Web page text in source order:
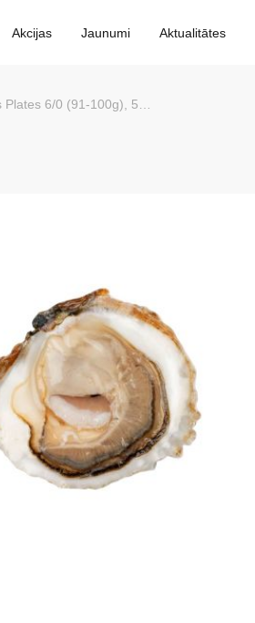
Akcijas Jaunumi Aktualitātes
6/0 (91-100g), 50gab, Nīderlande